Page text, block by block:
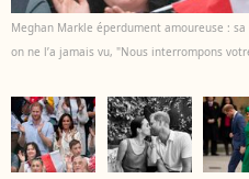
Meghan Markle éperdument amoureuse :
on ne l’a jamais vu, "Nous interrompons